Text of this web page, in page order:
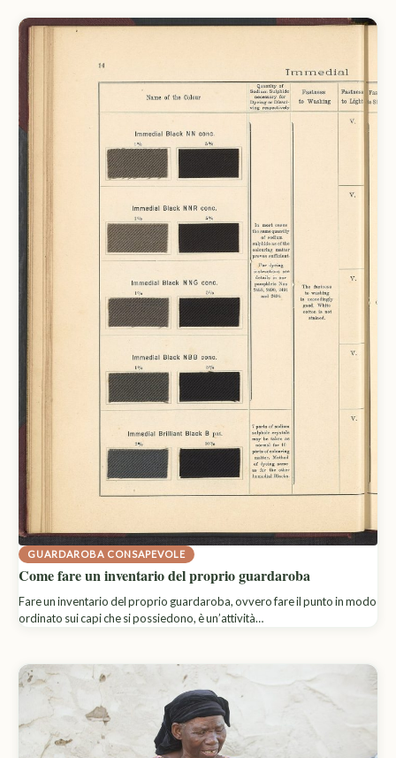
GUARDAROBA CONSAPEVOLE
Come fare un inventario del proprio guardaroba
Fare un inventario del proprio guardaroba, ovvero fare il punto in modo
ordinato sui capi che si possiedono, è un’attività…